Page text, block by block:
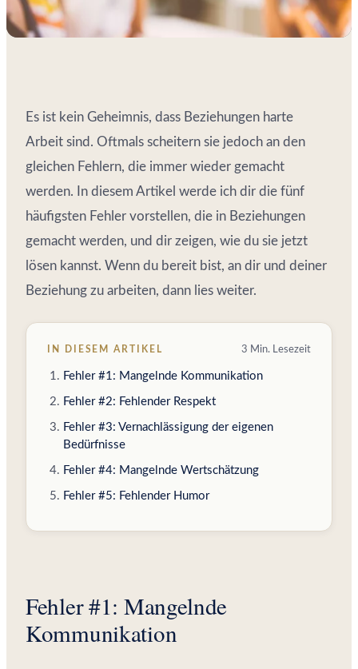
Es ist kein Geheimnis, dass Beziehungen harte
Arbeit sind. Oftmals scheitern sie jedoch an den
gleichen Fehlern, die immer wieder gemacht
werden. In diesem Artikel werde ich dir die fünf
häufigsten Fehler vorstellen, die in Beziehungen
gemacht werden, und dir zeigen, wie du sie jetzt
lösen kannst. Wenn du bereit bist, an dir und deiner
Beziehung zu arbeiten, dann lies weiter.
IN DIESEM ARTIKEL 3 Min. Lesezeit
Fehler #1: Mangelnde Kommunikation
Fehler #2: Fehlender Respekt
Fehler #3: Vernachlässigung der eigenen
Bedürfnisse
Fehler #4: Mangelnde Wertschätzung
Fehler #5: Fehlender Humor
Fehler #1: Mangelnde
Kommunikation